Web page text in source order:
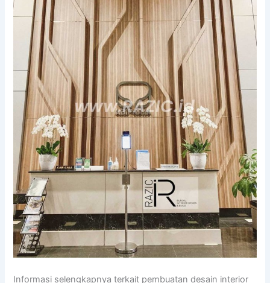
Informasi selengkapnya terkait pembuatan desain interior